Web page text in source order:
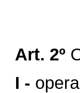
Art. 2º
I -